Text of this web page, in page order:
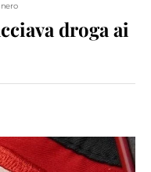
droga ai